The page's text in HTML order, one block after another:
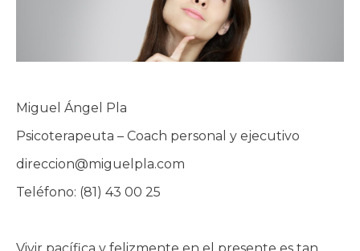
Miguel Ángel Pla
Psicoterapeuta – Coach personal y ejecutivo
direccion@miguelpla.com
Teléfono: (81) 43 00 25